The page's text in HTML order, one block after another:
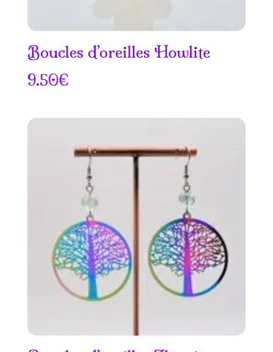
Boucles d’oreilles Howlite
9.50€